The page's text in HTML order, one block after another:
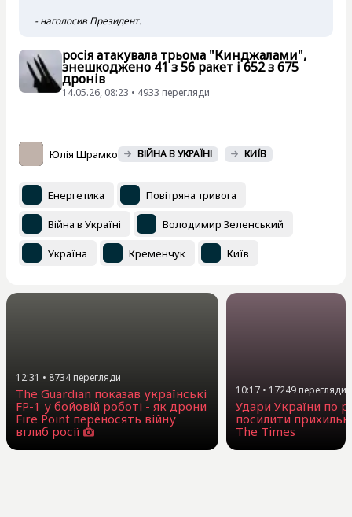
- наголосив Президент.
росія атакувала трьома "Кинджалами",
знешкоджено 41 з 56 ракет і 652 з 675
дронів
14.05.26, 08:23 • 4933 перегляди
Юлія Шрамко ВІЙНА В УКРАЇНІ КИЇВ
Енергетика Повітряна тривога
Війна в Україні Володимир Зеленський
Україна Кременчук Київ
12:31 • 8734перегляди
The Guardian показав українські
FP-1 у бойовій роботі - як дрони
Fire Point переносять війну
вглиб росії
10:17 • 17249перегляди
Удари України по
посилити
The Times